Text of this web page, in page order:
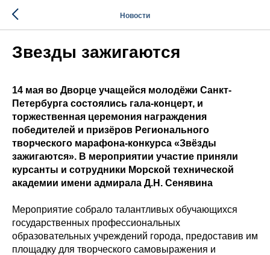
Новости
Звезды зажигаются
14 мая во Дворце учащейся молодёжи Санкт-
Петербурга состоялись гала-концерт, и
торжественная церемония награждения
победителей и призёров Регионального
творческого марафона-конкурса «Звёзды
зажигаются». В мероприятии участие приняли
курсанты и сотрудники Морской технической
академии имени адмирала Д.Н. Сенявина
Мероприятие собрало талантливых обучающихся
государственных профессиональных
образовательных учреждений города, предоставив им
площадку для творческого самовыражения и